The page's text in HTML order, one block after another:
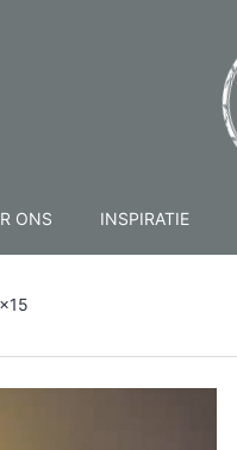
ONS INSPIRATIE